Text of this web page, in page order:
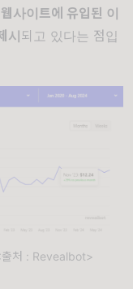
사이트에 유입된 이
시 되고 있다는 점입
출처 : Revealbot>